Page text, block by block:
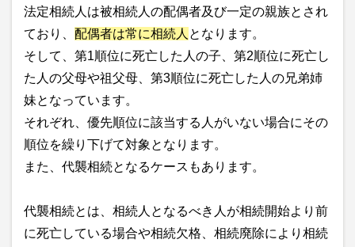
法定相続人は被相続人の配偶者及び一定の親族とされ
ており、 配偶者は常に相続人 となります。
そして、第1順位に死亡した人の子、第2順位に死亡し
た人の父母や祖父母、第3順位に死亡した人の兄弟姉
妹となっています。
それぞれ、優先順位に該当する人がいない場合にその
順位を繰り下げて対象となります。
また、代襲相続となるケースもあります。
代襲相続とは、相続人となるべき人が相続開始より前
に死亡している場合や相続欠格、相続廃除により相続